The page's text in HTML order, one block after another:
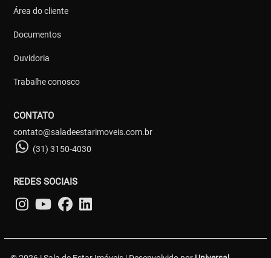
Área do cliente
Documentos
Ouvidoria
Trabalhe conosco
CONTATO
contato@saladeestarimoveis.com.br
(31) 3150-4030
REDES SOCIAIS